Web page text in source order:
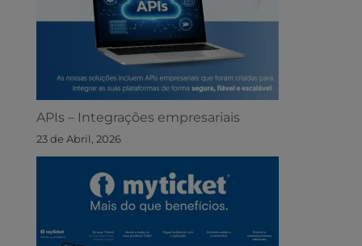
APIs – Integrações empresariais
23 de Abril, 2026